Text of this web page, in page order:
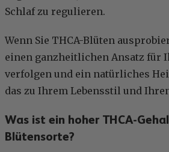
Schlaf zu regulieren.
Wenn Sie THCA-Blüten
einen ganzheitlichen Ansatz für
verfolgen und ein natürliches
das zu Ihrem Lebensstil und
Was ist ein hoher THCA-
Blütensorte?